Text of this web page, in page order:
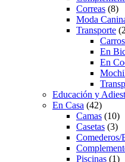
Correas (8)
Moda
Transporte
En
En
Educación y
En Casa (42)
Camas (10)
Casetas (3)
Comederos/
Piscinas (1)